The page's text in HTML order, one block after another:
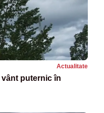
Actualitate
puternic în